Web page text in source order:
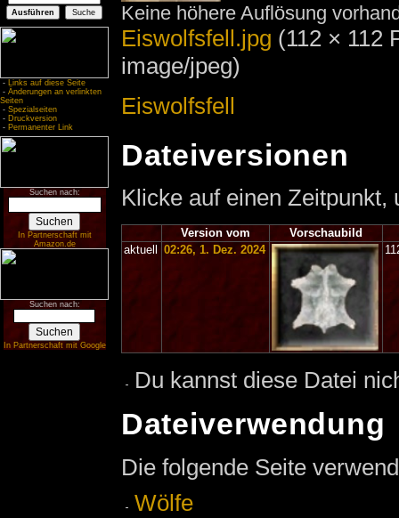
- Links auf diese Seite
- Änderungen an verlinkten
Seiten
- Spezialseiten
- Druckversion
- Permanenter Link
Suchen nach:
In Partnerschaft mit
Amazon.de
Suchen nach:
In Partnerschaft mit Google
Keine höhere Auflösung
Eiswolfsfell.jpg (112 × 112
image/jpeg)
Eiswolfsfell
Dateiversionen
Klicke auf einen
Version vom
Vorschaubild
aktuell
02:26, 1. Dez. 2024
Du kannst diese Datei
Dateiverwendung
Die folgende Seite
Wölfe